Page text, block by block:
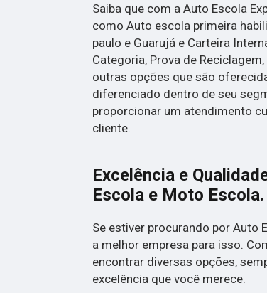
Saiba que com a Auto Escola
como Auto escola primeira
paulo e Guarujá e Carteira
Categoria, Prova de
outras opções que são
diferenciado dentro de seu
proporcionar um atendimento
cliente.
Excelência e
Escola e Moto Escola.
Se estiver procurando por Auto
a melhor empresa para isso.
encontrar diversas opções,
excelência que você merece.